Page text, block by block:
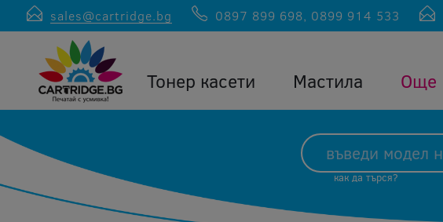
sales@cartridge.bg 0897 899 698, 0899 914 533
Тонер касети Мастила Още
как да търся?